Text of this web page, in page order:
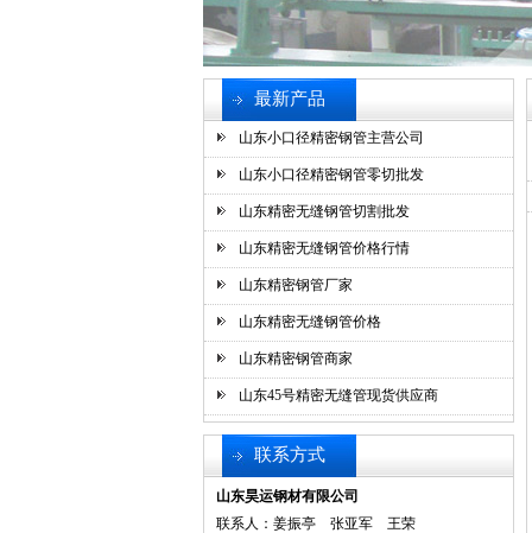
最新产品
山东小口径精密钢管主营公司
山东小口径精密钢管零切批发
山东精密无缝钢管切割批发
山东精密无缝钢管价格行情
山东精密钢管厂家
山东精密无缝钢管价格
山东精密钢管商家
山东45号精密无缝管现货供应商
联系方式
山东昊运钢材有限公司
联系人：姜振亭 张亚军 王荣